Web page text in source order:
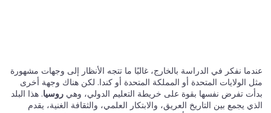
عندما نفكر في الدراسة بالخارج، غالبًا ما تتجه الأنظار إلى وجهات مشهورة
مثل الولايات المتحدة أو المملكة المتحدة أو كندا. لكن هناك وجهة أخرى
بدأت تفرض نفسها بقوة على خريطة التعليم الدولي، وهي روسيا. هذا البلد
الذي يجمع بين التاريخ العريق، والابتكار العلمي، والثقافة الغنية، يقدم